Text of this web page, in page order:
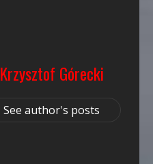
Krzysztof Górecki
See author's posts